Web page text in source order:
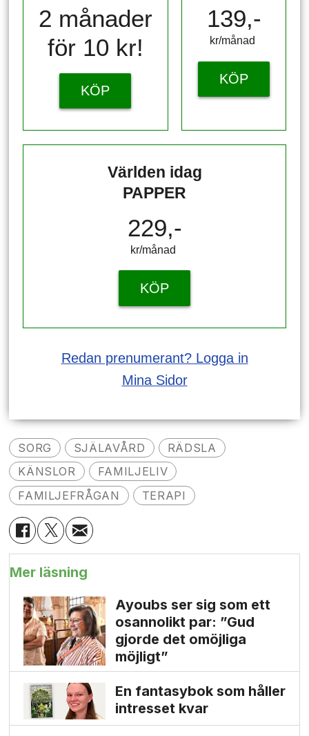
2 månader
för 10 kr!
KÖP
139,-
kr/månad ​​​​​​
KÖP
Världen idag
PAPPER
229,-
kr/månad ​​​​​​
KÖP
Redan prenumerant? Logga in
Mina Sidor
SORG SJÄLAVÅRD
RÄDSLA
KÄNSLOR
FAMILJELIV
FAMILJEFRÅGAN
TERAPI
Mer läsning
Ayoubs ser sig som ett
osannolikt par: ”Gud
gjorde det omöjliga
möjligt”
En fantasybok som håller
intresset kvar